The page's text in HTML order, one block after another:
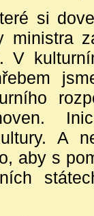
si
ministra
V
A
aby s